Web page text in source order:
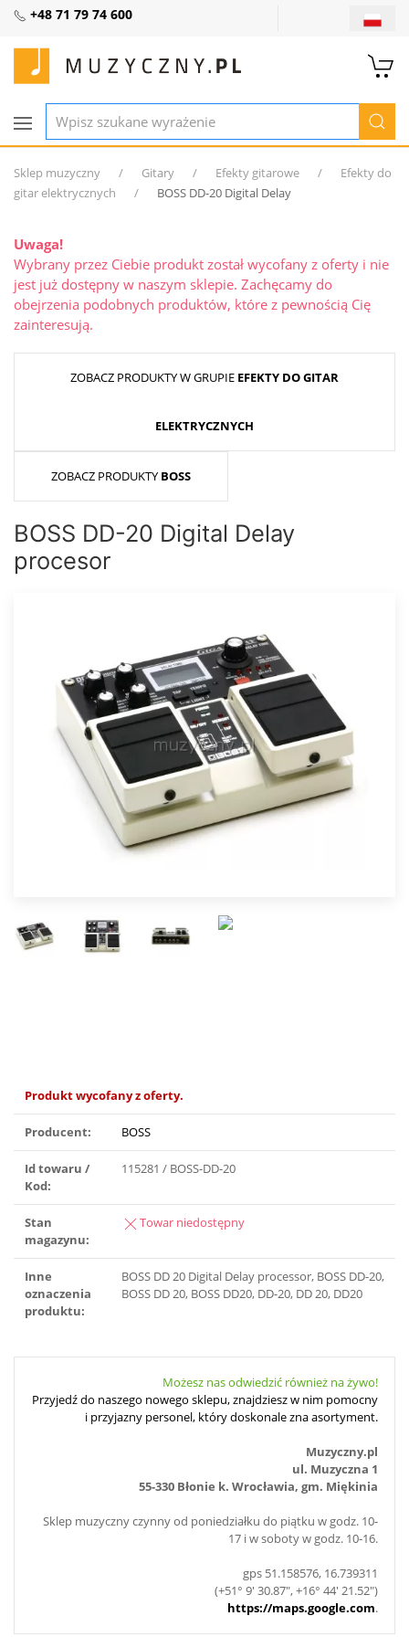
+48 71 79 74 600
Sklep muzyczny Gitary Efekty gitarowe
Efekty do
gitar elektrycznych
BOSS DD-20 Digital Delay
Uwaga!
Wybrany przez Ciebie produkt został wycofany z oferty i nie
jest już dostępny w naszym sklepie. Zachęcamy do
obejrzenia podobnych produktów, które z pewnością Cię
zainteresują.
ZOBACZ PRODUKTY W GRUPIE EFEKTY DO GITAR
ELEKTRYCZNYCH
ZOBACZ PRODUKTY BOSS
BOSS DD-20 Digital Delay
procesor
Produkt wycofany z oferty.
Producent: BOSS
Id towaru /
Kod:
115281 / BOSS-DD-20
Stan
magazynu:
Towar niedostępny
Inne
oznaczenia
produktu:
BOSS DD 20 Digital Delay processor, BOSS DD-20,
BOSS DD 20, BOSS DD20, DD-20, DD 20, DD20
Możesz nas odwiedzić również na żywo!
Przyjedź do naszego nowego sklepu, znajdziesz w nim pomocny
i przyjazny personel, który doskonale zna asortyment.
Muzyczny.pl
ul. Muzyczna 1
55-330 Błonie k. Wrocławia, gm. Miękinia
Sklep muzyczny czynny od poniedziałku do piątku w godz. 10-
17 i w soboty w godz. 10-16.
gps 51.158576, 16.739311
(+51° 9' 30.87", +16° 44' 21.52")
https://maps.google.com.